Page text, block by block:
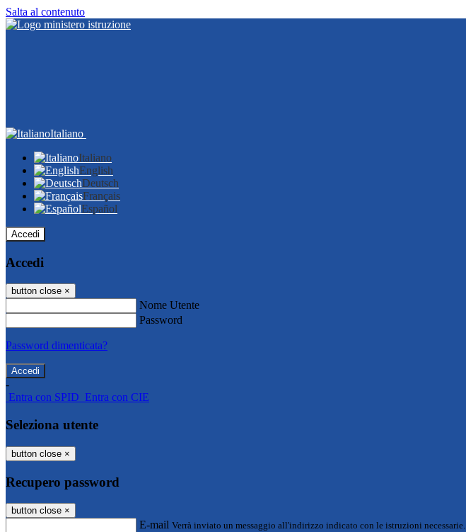
Salta al contenuto
Italiano
Italiano
English
Deutsch
Français
Español
Accedi
Accedi
button close ×
Nome Utente
Password
Password dimenticata?
-
Entra con SPID Entra con CIE
Seleziona utente
button close ×
Recupero password
button close ×
E-mail Verrà inviato un messaggio all'indirizzo indicato con le istruzioni necessarie.